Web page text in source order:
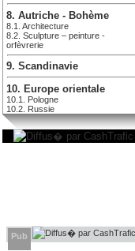
8. Autriche - Bohème
8.1. Architecture
8.2. Sculpture – peinture -
orfèvrerie
9. Scandinavie
10. Europe orientale
10.1. Pologne
10.2. Russie
Pub